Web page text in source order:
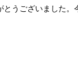
うございました。